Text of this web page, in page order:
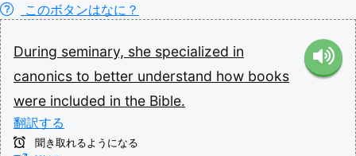
このボタンはなに？
During seminary, she specialized in
canonics to better understand how books
were included in the Bible.
翻訳する
聞き取れるようになる